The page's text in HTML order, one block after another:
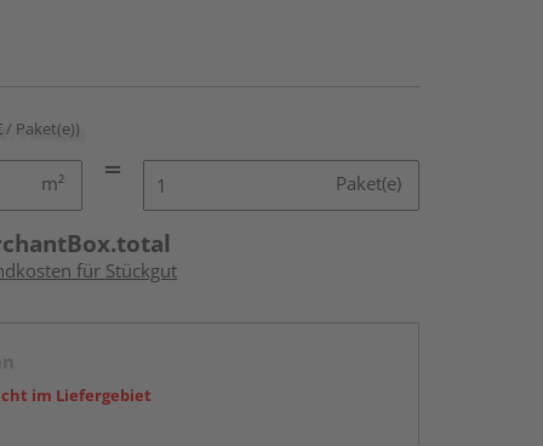
/ Paket(e))
m² Paket(e)
für Stückgut
im Liefergebiet